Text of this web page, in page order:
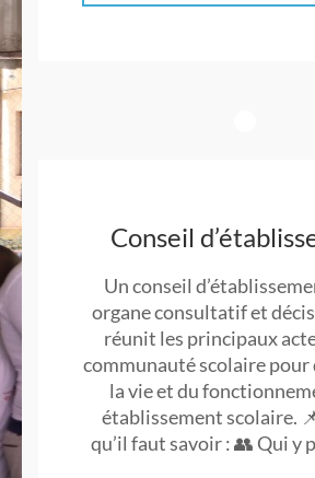
Conseil
Un conseil
organe consultatif et
réunit les principaux
communauté scolaire pour
la vie et du
établissement scolaire.
qu’il faut savoir : 👥 Qui y